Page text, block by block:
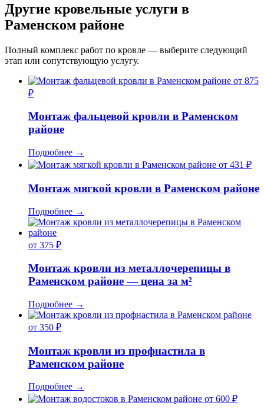
Другие кровельные услуги в
Раменском районе
Полный комплекс работ по кровле — выберите следующий
этап или сопутствующую услугу.
от 875
₽
Монтаж фальцевой кровли в Раменском
районе
Подробнее →
от 431 ₽
Монтаж мягкой кровли в Раменском районе
Подробнее →
от 375 ₽
Монтаж кровли из металлочерепицы в
Раменском районе — цена за м²
Подробнее →
от 350 ₽
Монтаж кровли из профнастила в
Раменском районе
Подробнее →
от 600 ₽